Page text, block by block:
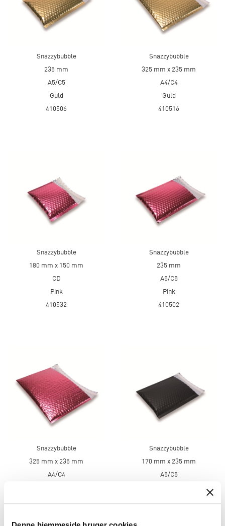
Snazzybubble
235 mm
A5/C5
Guld
410506
Snazzybubble
325 mm x 235 mm
A4/C4
Guld
410516
Snazzybubble
180 mm x 150 mm
CD
Pink
410532
Snazzybubble
235 mm
A5/C5
Pink
410502
Snazzybubble
325 mm x 235 mm
A4/C4
Snazzybubble
170 mm x 235 mm
A5/C5